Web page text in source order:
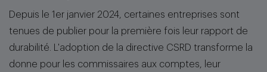
Depuis le 1er janvier 2024, certaines entreprises sont
tenues de publier pour la première fois leur rapport de
durabilité. L'adoption de la directive CSRD transforme la
donne pour les commissaires aux comptes, leur